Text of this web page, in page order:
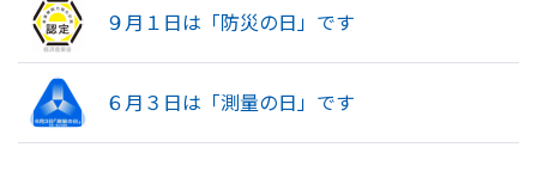
９月１日は「防災の日」です
６月３日は「測量の日」です